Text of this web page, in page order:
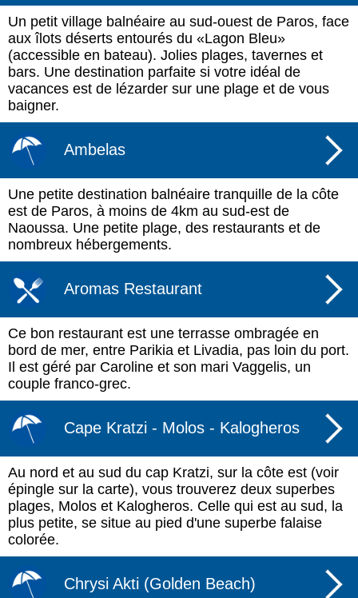
Un petit village balnéaire au sud-ouest de Paros, face
aux îlots déserts entourés du «Lagon Bleu»
(accessible en bateau). Jolies plages, tavernes et
bars. Une destination parfaite si votre idéal de
vacances est de lézarder sur une plage et de vous
baigner.
Ambelas
Une petite destination balnéaire tranquille de la côte
est de Paros, à moins de 4km au sud-est de
Naoussa. Une petite plage, des restaurants et de
nombreux hébergements.
Aromas Restaurant
Ce bon restaurant est une terrasse ombragée en
bord de mer, entre Parikia et Livadia, pas loin du port.
Il est géré par Caroline et son mari Vaggelis, un
couple franco-grec.
Cape Kratzi - Molos - Kalogheros
Au nord et au sud du cap Kratzi, sur la côte est (voir
épingle sur la carte), vous trouverez deux superbes
plages, Molos et Kalogheros. Celle qui est au sud, la
plus petite, se situe au pied d'une superbe falaise
colorée.
Chrysi Akti (Golden Beach)